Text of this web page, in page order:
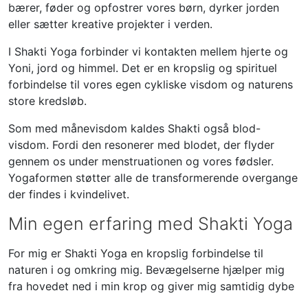
bærer, føder og opfostrer vores børn, dyrker jorden
eller sætter kreative projekter i verden.
I Shakti Yoga forbinder vi kontakten mellem hjerte og
Yoni, jord og himmel. Det er en kropslig og spirituel
forbindelse til vores egen cykliske visdom og naturens
store kredsløb.
Som med månevisdom kaldes Shakti også blod-
visdom. Fordi den resonerer med blodet, der flyder
gennem os under menstruationen og vores fødsler.
Yogaformen støtter alle de transformerende overgange
der findes i kvindelivet.
Min egen erfaring med Shakti Yoga
For mig er Shakti Yoga en kropslig forbindelse til
naturen i og omkring mig. Bevægelserne hjælper mig
fra hovedet ned i min krop og giver mig samtidig dybe